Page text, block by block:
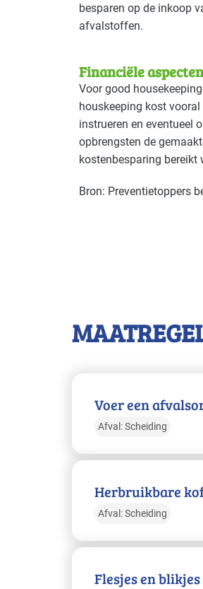
besparen op de inkoop
afvalstoffen.
Financiële aspecten
Voor good
houskeeping kost
instrueren en eventueel
opbrengsten de
kostenbesparing bereikt
Bron: Preventietoppers
Voer een
Afval: Scheiding
Herbruikbare
Afval: Scheiding
Flesjes en